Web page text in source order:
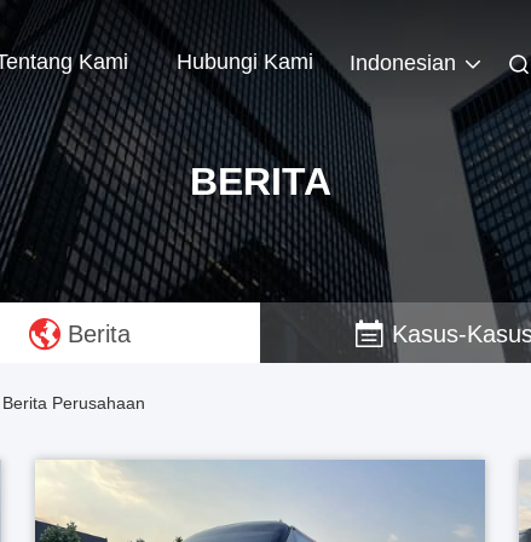
Kami Hubungi Kami Indonesian
BERITA
Berita Kasus-
Perusahaan